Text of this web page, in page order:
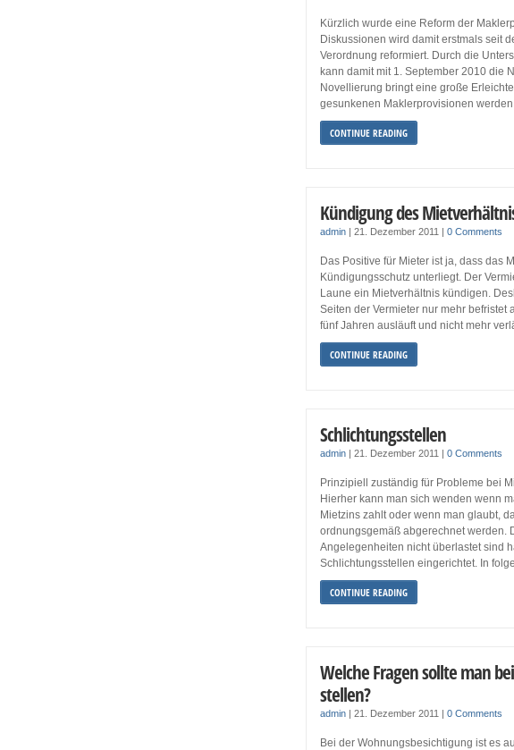
Kürzlich wurde eine Reform der
Diskussionen wird damit erstmals seit
Verordnung reformiert. Durch die
kann damit mit 1. September 2010 die
Novellierung bringt eine große
gesunkenen Maklerprovisionen
CONTINUE READING
Kündigung des
admin |21. Dezember 2011 |0 Comments
Das Positive für Mieter ist ja, dass das
Kündigungsschutz unterliegt. Der
Laune ein Mietverhältnis kündigen.
Seiten der Vermieter nur mehr befristet
fünf Jahren ausläuft und nicht mehr
CONTINUE READING
Schlichtungsstellen
admin |21. Dezember 2011 |0 Comments
Prinzipiell zuständig für Probleme bei
Hierher kann man sich wenden wenn
Mietzins zahlt oder wenn man glaubt,
ordnungsgemäß abgerechnet werden.
Angelegenheiten nicht überlastet sind
Schlichtungsstellen eingerichtet. In
CONTINUE READING
Welche Fragen sollte man
stellen?
admin |21. Dezember 2011 |0 Comments
Bei der Wohnungsbesichtigung ist es